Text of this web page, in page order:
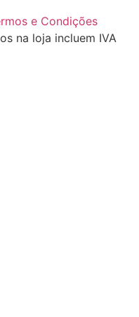
e Condições
na loja incluem IVA